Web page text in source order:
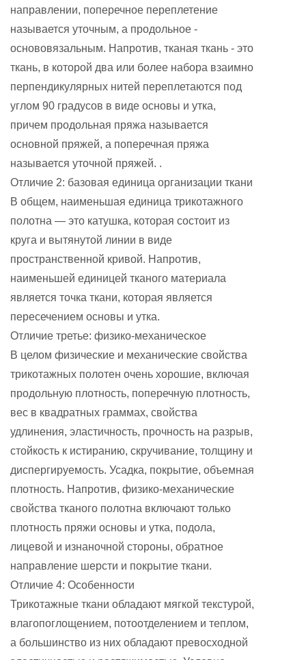
направлении, поперечное переплетение
называется уточным, а продольное -
основовязальным. Напротив, тканая ткань - это
ткань, в которой два или более набора взаимно
перпендикулярных нитей переплетаются под
углом 90 градусов в виде основы и утка,
причем продольная пряжа называется
основной пряжей, а поперечная пряжа
называется уточной пряжей. .
Отличие 2: базовая единица организации ткани
В общем, наименьшая единица трикотажного
полотна — это катушка, которая состоит из
круга и вытянутой линии в виде
пространственной кривой. Напротив,
наименьшей единицей тканого материала
является точка ткани, которая является
пересечением основы и утка.
Отличие третье: физико-механическое
В целом физические и механические свойства
трикотажных полотен очень хорошие, включая
продольную плотность, поперечную плотность,
вес в квадратных граммах, свойства
удлинения, эластичность, прочность на разрыв,
стойкость к истиранию, скручивание, толщину и
диспергируемость. Усадка, покрытие, объемная
плотность. Напротив, физико-механические
свойства тканого полотна включают только
плотность пряжи основы и утка, подола,
лицевой и изнаночной стороны, обратное
направление шерсти и покрытие ткани.
Отличие 4: Особенности
Трикотажные ткани обладают мягкой текстурой,
влагопоглощением, потоотделением и теплом,
а большинство из них обладают превосходной